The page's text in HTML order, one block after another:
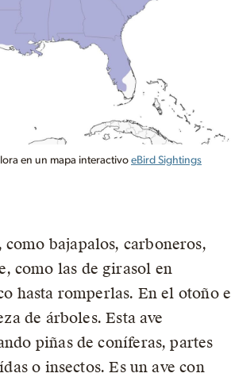
en un mapa interactivo eBird Sightings
bajapalos, carboneros,
como las de girasol en
hasta romperlas. En el otoño e
de árboles. Esta ave
piñas de coníferas, partes
o insectos. Es un ave con